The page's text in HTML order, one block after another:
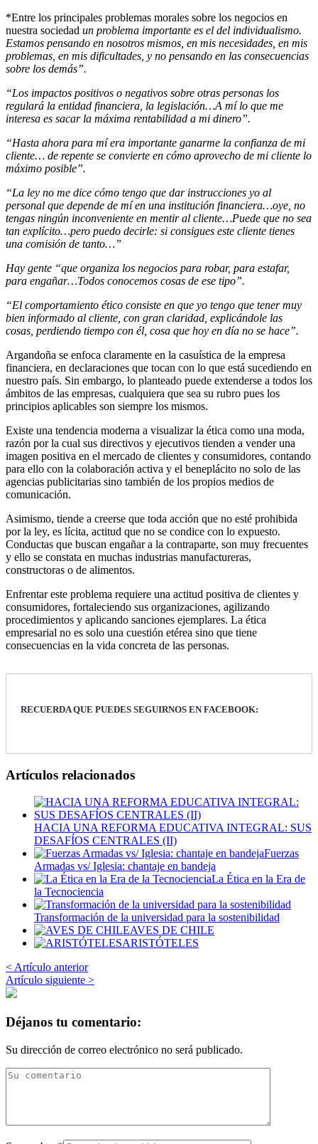
*Entre los principales problemas morales sobre los negocios en
nuestra sociedad un problema importante es el del individualismo.
Estamos pensando en nosotros mismos, en mis necesidades, en mis
problemas, en mis dificultades, y no pensando en las consecuencias
sobre los demás”.
“Los impactos positivos o negativos sobre otras personas los
regulará la entidad financiera, la legislación…A mí lo que me
interesa es sacar la máxima rentabilidad a mi dinero”.
“Hasta ahora para mí era importante ganarme la confianza de mi
cliente… de repente se convierte en cómo aprovecho de mi cliente lo
máximo posible”.
“La ley no me dice cómo tengo que dar instrucciones yo al
personal que depende de mí en una institución financiera…oye, no
tengas ningún inconveniente en mentir al cliente…Puede que no sea
tan explícito…pero puedo decirle: si consigues este cliente tienes
una comisión de tanto…”
Hay gente “que organiza los negocios para robar, para estafar,
para engañar…Todos conocemos cosas de ese tipo”.
“El comportamiento ético consiste en que yo tengo que tener muy
bien informado al cliente, con gran claridad, explicándole las
cosas, perdiendo tiempo con él, cosa que hoy en día no se hace”.
Argandoña se enfoca claramente en la casuística de la empresa
financiera, en declaraciones que tocan con lo que está sucediendo en
nuestro país. Sin embargo, lo planteado puede extenderse a todos los
ámbitos de las empresas, cualquiera que sea su rubro pues los
principios aplicables son siempre los mismos.
Existe una tendencia moderna a visualizar la ética como una moda,
razón por la cual sus directivos y ejecutivos tienden a vender una
imagen positiva en el mercado de clientes y consumidores, contando
para ello con la colaboración activa y el beneplácito no solo de las
agencias publicitarias sino también de los propios medios de
comunicación.
Asimismo, tiende a creerse que toda acción que no esté prohibida
por la ley, es lícita, actitud que no se condice con lo expuesto.
Conductas que buscan engañar a la contraparte, son muy frecuentes
y ello se constata en muchas industrias manufactureras,
constructoras o de alimentos.
Enfrentar este problema requiere una actitud positiva de clientes y
consumidores, fortaleciendo sus organizaciones, agilizando
procedimientos y aplicando sanciones ejemplares. La ética
empresarial no es solo una cuestión etérea sino que tiene
consecuencias en la vida concreta de las personas.
RECUERDA QUE PUEDES SEGUIRNOS EN FACEBOOK:
Artículos relacionados
HACIA UNA REFORMA EDUCATIVA INTEGRAL: SUS
DESAFÍOS CENTRALES (II)
Fuerzas
Armadas vs/ Iglesia: chantaje en bandeja
La Ética en la Era de
la Tecnociencia
Transformación de la universidad para la sostenibilidad
AVES DE CHILE
ARISTÓTELES
< Artículo anterior
Artículo siguiente >
Déjanos tu comentario:
Su dirección de correo electrónico no será publicado.